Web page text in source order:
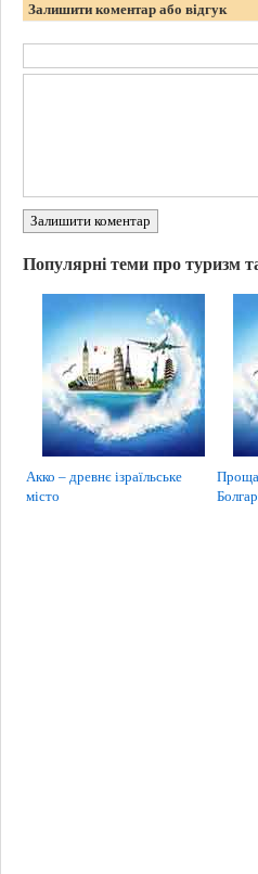
Залишити коментар або відгук
Залишити коментар
Популярні теми про туризм
Акко – древнє ізраїльське
місто